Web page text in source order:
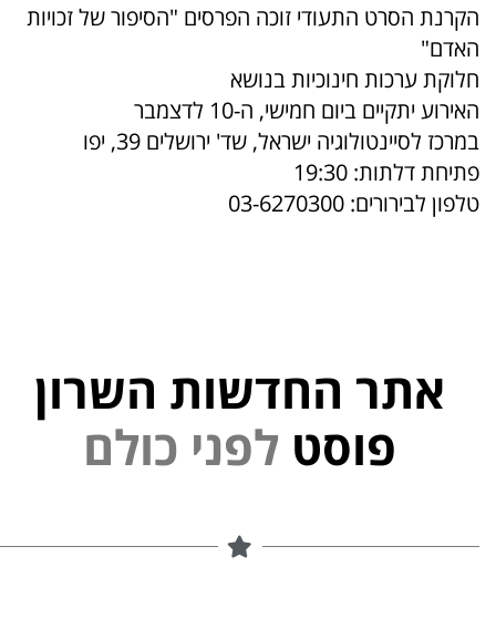
הקרנת הסרט התעודי זוכה הפרסים "הסיפור של זכויות
האדם"
חלוקת ערכות חינוכיות בנושא
האירוע יתקיים ביום חמישי, ה-10 לדצמבר
במרכז לסיינטולוגיה ישראל, שד' ירושלים 39, יפו
פתיחת דלתות: 19:30
טלפון לבירורים: 03-6270300
אתר החדשות השרון
פוסט